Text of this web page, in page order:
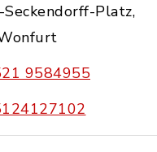
Seckendorff-Platz,
9584955